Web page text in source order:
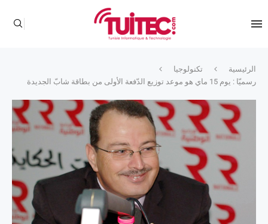
الرئيسية
تكنولوجيا
رسميّا : يوم 15 ماي هو موعد توزيع الدّفعة الأولى من بطاقة شابّ الجديدة